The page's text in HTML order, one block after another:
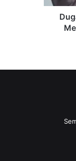
Aturan
Pensiun